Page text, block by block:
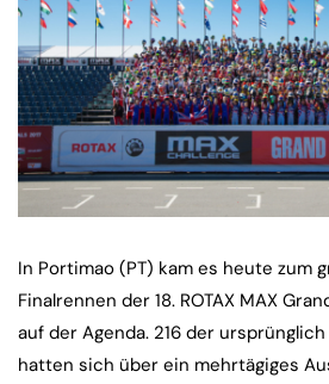
In Portimao (PT) kam es heute zum
Finalrennen der 18. ROTAX MAX
auf der Agenda. 216 der
hatten sich über ein mehrtägiges